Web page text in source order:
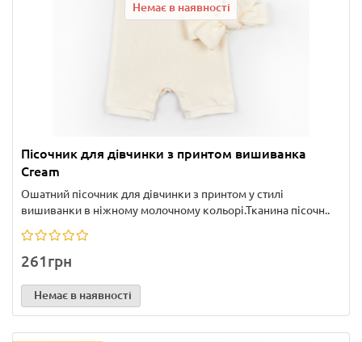
Немає в наявності
Пісочник для дівчинки з принтом вишиванка
Cream
Ошатний пісочник для дівчинки з принтом у стилі
вишиванки в ніжному молочному кольорі.Тканина пісочн..
261грн
Немає в наявності